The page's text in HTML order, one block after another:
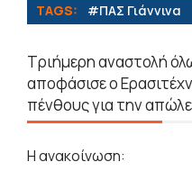
TAGS: #ΠΑΣ Γιάννινα
Τριήμερη αναστολή
αποφάσισε ο
πένθους για την
Η ανακοίνωση: